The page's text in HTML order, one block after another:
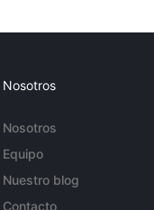
Nosotros
Nosotros
Equipo
Nuestro blog
Contacto